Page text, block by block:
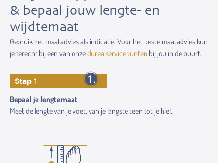
& bepaal jouw lengte- en
wijdtemaat
Gebruik het maatadvies als indicatie. Voor het beste maatadvies kun
je terecht bij een van onzedurea servicepunten bij jou in de buurt.
Stap 1
Bepaal je lengtemaat
Meet de lengte van je voet, van je langste teen tot je hiel.